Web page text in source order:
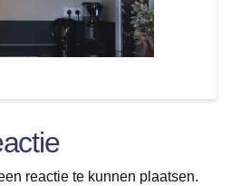
reactie te kunnen plaatsen.